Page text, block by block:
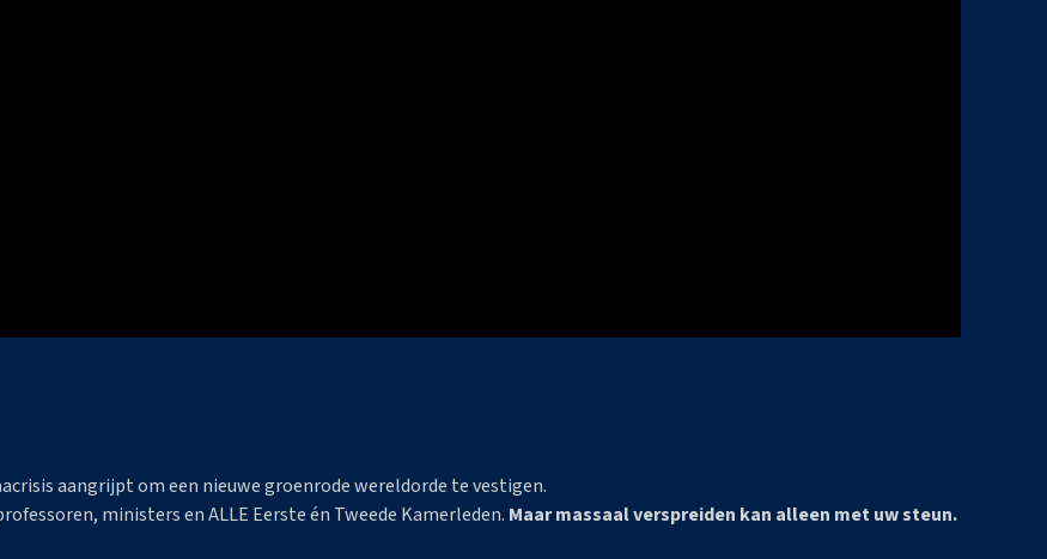
aangrijpt om een nieuwe groenrode wereldorde te vestigen.
ministers en ALLE Eerste én Tweede Kamerleden. Maar massaal verspreiden kan alleen met uw steun.